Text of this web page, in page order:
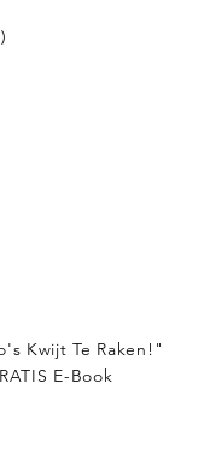
Kwijt Te Raken!"
E-Book